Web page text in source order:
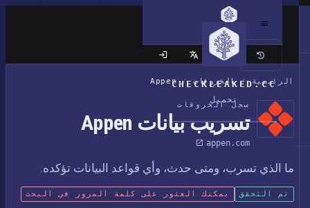
CHECKLEAKED.CC
تحميل
الموقع الكلاسيكي
الرئيسية / الخروقات /
Appen
سجل الخروقات
تسريب بيانات Appen
appen.com
ما الذي تسرب، ومتى حدث، وأي قواعد البيانات تؤكده.
تم التحقق يمكنك العثور على كلمة المرور في البحث